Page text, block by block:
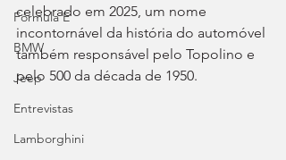
Fórmula E
BMW
Jeep
Entrevistas
Lamborghini
celebrado em 2025, um nome
incontornável da história do automóvel
também responsável pelo Topolino e
pelo 500 da década de 1950.